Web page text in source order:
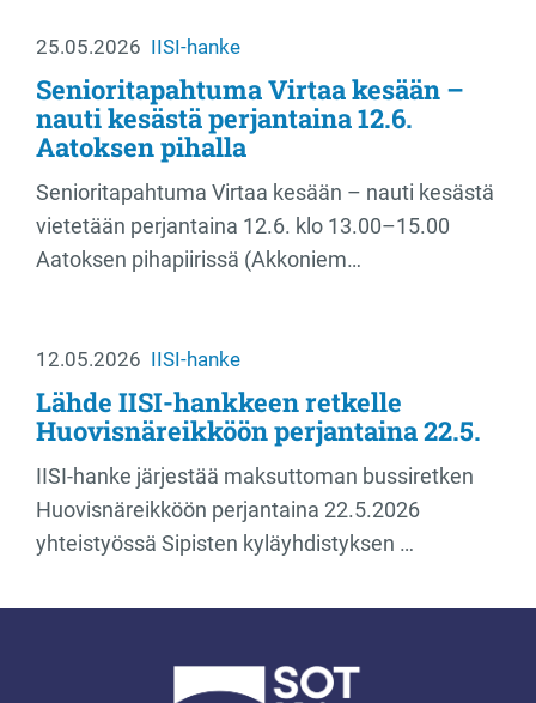
25.05.2026 IISI-hanke
Senioritapahtuma Virtaa kesään –
nauti kesästä perjantaina 12.6.
Aatoksen pihalla
Senioritapahtuma Virtaa kesään – nauti kesästä
vietetään perjantaina 12.6. klo 13.00–15.00
Aatoksen pihapiirissä (Akkoniem…
12.05.2026 IISI-hanke
Lähde IISI-hankkeen retkelle
Huovisnäreikköön perjantaina 22.5.
IISI-hanke järjestää maksuttoman bussiretken
Huovisnäreikköön perjantaina 22.5.2026
yhteistyössä Sipisten kyläyhdistyksen …